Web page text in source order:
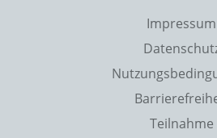
Impressum
Teilnahme